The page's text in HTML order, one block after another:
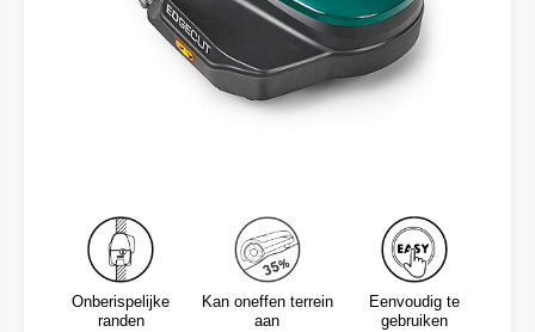
Onberispelijke
randen
Kan oneffen terrein
aan
Eenvoudig te
gebruiken